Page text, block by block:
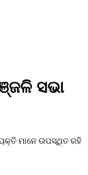
ସଭା
ମାନେ ଉପସ୍ଥିତ ରହି